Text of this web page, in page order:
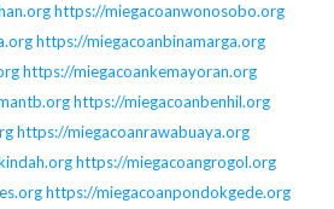
https://miegacoanwonosobo.org
https://miegacoanbinamarga.org
https://miegacoankemayoran.org
https://miegacoanbenhil.org
https://miegacoanrawabuaya.org
https://miegacoangrogol.org
https://miegacoanpondokgede.org